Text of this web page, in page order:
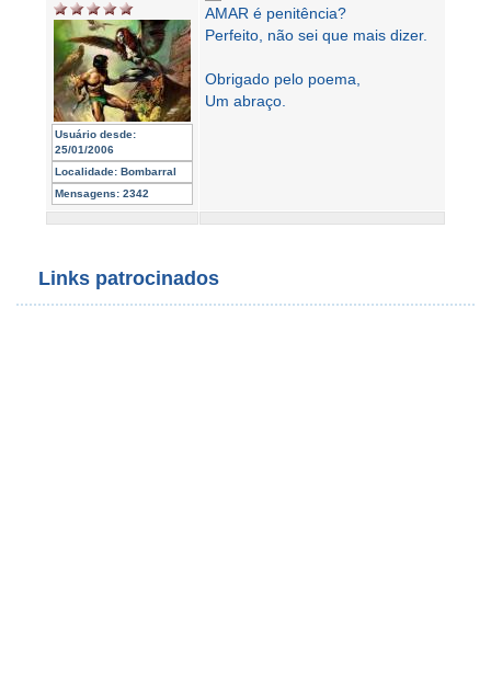
Usuário desde:
25/01/2006
Localidade: Bombarral
Mensagens: 2342
AMAR é penitência?
Perfeito, não sei que mais dizer.
Obrigado pelo poema,
Um abraço.
Links patrocinados